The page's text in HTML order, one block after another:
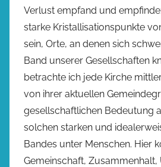
Verlust empfand und
starke Kristallisationspunkte
sein, Orte, an denen sich
Band unserer Gesellschaften
betrachte ich jede Kirche
von ihrer aktuellen
gesellschaftlichen Bedeutung
solchen starken und
Bandes unter Menschen. Hier
Gemeinschaft, Zusammenhalt,